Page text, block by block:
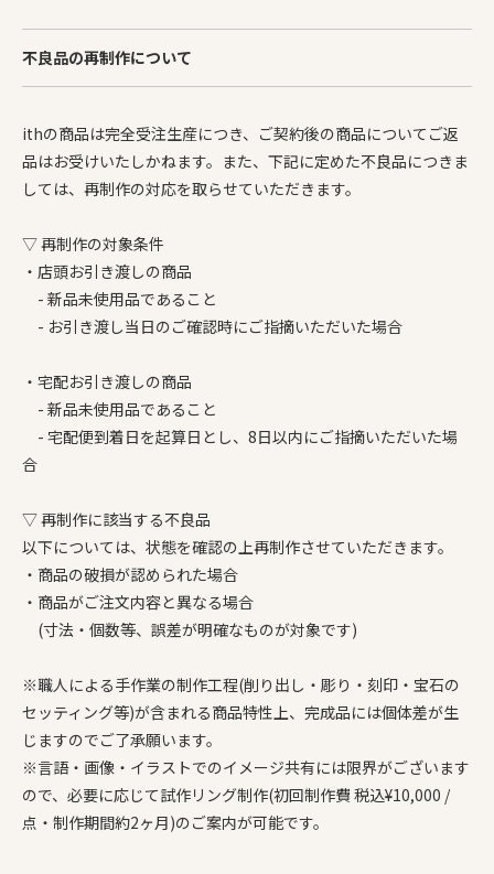
不良品の再制作について
ithの商品は完全受注生産につき、ご契約後の商品についてご返
品はお受けいたしかねます。また、下記に定めた不良品につきま
しては、再制作の対応を取らせていただきます。
▽ 再制作の対象条件
・店頭お引き渡しの商品
- 新品未使用品であること
- お引き渡し当日のご確認時にご指摘いただいた場合
・宅配お引き渡しの商品
- 新品未使用品であること
- 宅配便到着日を起算日とし、8日以内にご指摘いただいた場
合
▽ 再制作に該当する不良品
以下については、状態を確認の上再制作させていただきます。
・商品の破損が認められた場合
・商品がご注文内容と異なる場合
(寸法・個数等、誤差が明確なものが対象です)
※職人による手作業の制作工程(削り出し・彫り・刻印・宝石の
セッティング等)が含まれる商品特性上、完成品には個体差が生
じますのでご了承願います。
※言語・画像・イラストでのイメージ共有には限界がございます
ので、必要に応じて試作リング制作(初回制作費 税込¥10,000 /
点・制作期間約2ヶ月)のご案内が可能です。